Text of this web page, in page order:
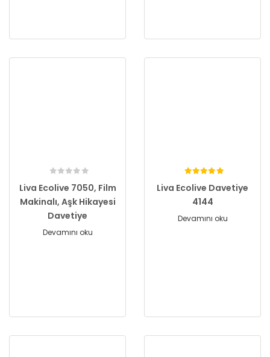
Liva Ecolive 7050, Film
Makinalı, Aşk Hikayesi
Davetiye
Devamını oku
Liva Ecolive Davetiye
4144
Devamını oku